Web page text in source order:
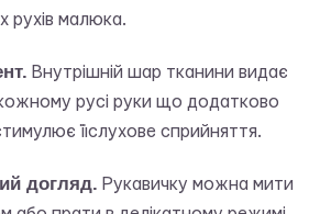
рухів малюка.
Внутрішній шар тканини видає
русі руки що додатково
її слухове сприйняття.
догляд. Рукавичку можна мити